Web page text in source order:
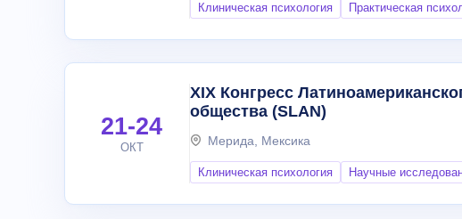
Клиническая психология Практическая
21-24
ОКТ
XIX Конгресс
общества (SLAN)
Мерида, Мексика
Клиническая психология Научные